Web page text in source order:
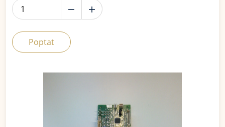
Poptat